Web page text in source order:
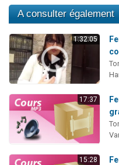
A consulter également
1:32:05
17:37
15:28